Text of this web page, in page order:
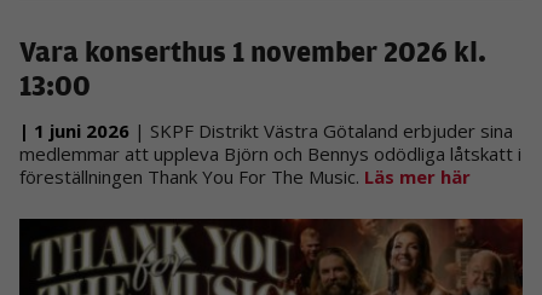
Vara konserthus 1 november 2026 kl.
13:00
| 1 juni 2026 | SKPF Distrikt Västra Götaland erbjuder sina
medlemmar att uppleva Björn och Bennys odödliga låtskatt i
föreställningen Thank You For The Music. Läs mer här
förbättra
hemsidans
funktionalitet
uppbyggnad,
baserat på
hur
hemsidan